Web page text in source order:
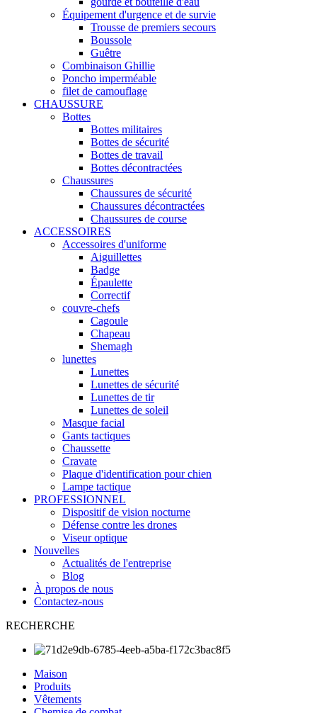
Équipement d'urgence et de survie
Trousse de premiers secours
Boussole
Guêtre
Combinaison Ghillie
Poncho imperméable
filet de camouflage
CHAUSSURE
Bottes
Bottes militaires
Bottes de sécurité
Bottes de travail
Bottes décontractées
Chaussures
Chaussures de sécurité
Chaussures décontractées
Chaussures de course
ACCESSOIRES
Accessoires d'uniforme
Aiguillettes
Badge
Épaulette
Correctif
couvre-chefs
Cagoule
Chapeau
Shemagh
lunettes
Lunettes
Lunettes de sécurité
Lunettes de tir
Lunettes de soleil
Masque facial
Gants tactiques
Chaussette
Cravate
Plaque d'identification pour chien
Lampe tactique
PROFESSIONNEL
Dispositif de vision nocturne
Défense contre les drones
Viseur optique
Nouvelles
Actualités de l'entreprise
Blog
À propos de nous
Contactez-nous
RECHERCHE
Maison
Produits
Vêtements